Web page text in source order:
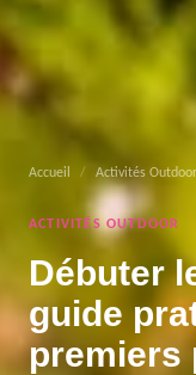
Accueil / Activités Outdoor
ACTIVITÉS OUTDOOR
Débuter
guide
premiers